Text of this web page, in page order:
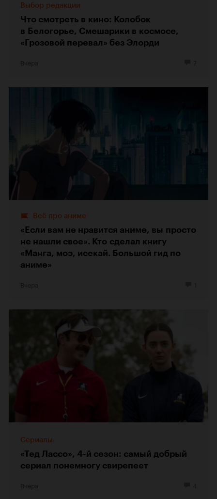
Выбор редакции
Что смотреть в кино: Колобок
в Белогорье, Смешарики в космосе,
«Грозовой перевал» без Элорди
Всё про аниме
«Если вам не нравится аниме, вы просто
не нашли свое». Кто сделал книгу
«Манга, моэ, исекай. Большой гид по
аниме»
Сериалы
«Тед Лассо», 4-й сезон: самый добрый
сериал понемногу свирепеет